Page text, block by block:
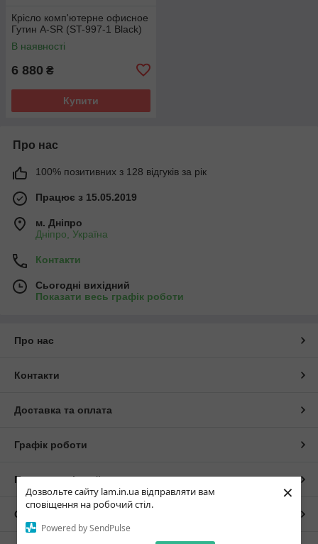
Дозвольте сайту lam.in.ua відправляти вам
сповіщення на робочий стіл.
Powered by SendPulse
×
Крісло комп'ютерне офисное
Гутин A-SR (ST-997-1 Black)
В наявності
6 880 ₴
Купити
Про нас
100% позитивних з 128 відгуків за рік
Працює з 15.05.2019
м. Дніпро
Дніпро, Україна
Контакти
Сьогодні вихідний
Показати весь графік роботи
Про нас
Контакти
Доставка та оплата
Графік роботи
Повна версія сайту
Сайт створено на маркетплейсі